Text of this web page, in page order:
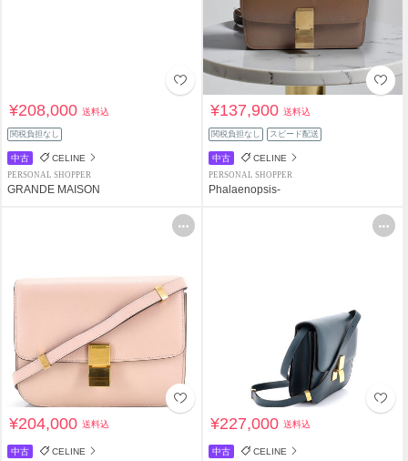
¥208,000送料込
関税負担なし
中古 CELINE
PERSONAL SHOPPER
GRANDE MAISON
¥137,900送料込
関税負担なし スピード配送
中古 CELINE
PERSONAL SHOPPER
Phalaenopsis-
¥204,000送料込
中古 CELINE
¥227,000送料込
中古 CELINE